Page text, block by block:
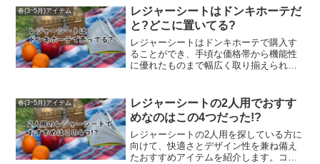
適した対処法を知ることができます。強
くこすり過ぎて傷を付けてしまうリスク
や、避けたほうがよい掃除方法について
も解説しているため、初めてお手入れす
る方でも安心です。シャーペン 汚れ 落と
し方を知り、清潔で快適な状態を保ちた
なるアイデアを解説します。新聞紙や大
きめのゴミ袋、バスタオル、ブルーシー
トなどは手軽に使えるため、急なピクニ
ックやアウトドアでも役立ちます。荷物
を減らしたいときや忘れてしまったとき
に知っておくと便利な工夫が見つかりま
めています。
春(3~5月)アイテム
レジャーシートはドンキホーテだ
と?どこに置いてる?
レジャーシートはドンキホーテで購入す
ることができ、手頃な価格帯から機能性
に優れたものまで幅広く取り揃えられて
パクトタイプ、厚手で座り心地の良いタ
イプ、さらにはキャラクターデザインや
おしゃれな柄のレジャーシートなど種類
も豊富です。花見や運動会、イベントな
どさまざまなシーンに合わせて選べるた
め、必要なときにすぐに手に入れられる
春(3~5月)アイテム
レジャーシートの2人用でおすす
めなのはこの4つだった!?
レジャーシートの2人用を探している方に
向けて、快適さとデザイン性を兼ね備え
たおすすめアイテムを紹介します。コン